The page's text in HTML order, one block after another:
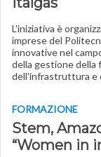
L'iniziativa è
imprese del
innovative nel
della gestione
dell'infrastruttura e
FORMAZIONE
Stem,
“Women in